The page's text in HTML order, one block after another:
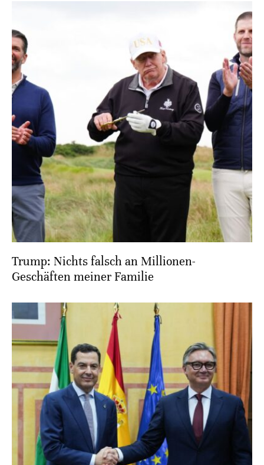
Trump: Nichts falsch an Millionen-
Geschäften meiner Familie